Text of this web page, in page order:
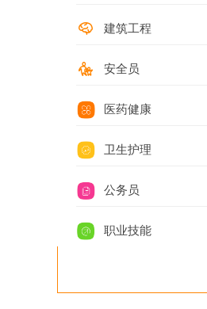
建筑工程
安全员
医药健康
卫生护理
公务员
职业技能